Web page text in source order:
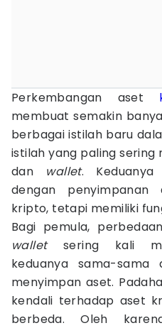
Perkembangan aset
membuat semakin
berbagai istilah baru
istilah yang paling sering
dan wallet.
dengan
kripto, tetapi memiliki
Bagi pemula,
walletsering kali
keduanya sama-sama
menyimpan aset.
kendali terhadap aset
berbeda. Oleh